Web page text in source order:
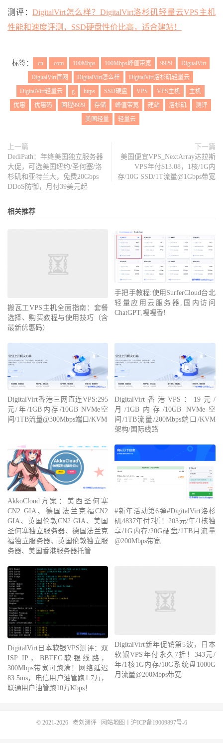
测评：DigitalVirt怎么样？DigitalVirt洛杉矶轻量云VPS主机
性能和速度评测，SSD硬盘性价比高，适合建站！
标签： .cn .com 100Mbps 100Mbps峰值带宽 9929
DigitalVirt
DigitalVirt官网
DigitalVirt怎么样
DigitalVirt洛杉矶轻量云
DigitalVirt轻量云
g https SSD硬盘 VPS VPS主机
主机
优惠
优惠码 回程9929 存储 峰值带宽 建站 洛杉矶
测评
美国轻量
轻量云
上一篇
DediPath：年终美国独立服务器
大促，可选美国纽约/圣何塞/洛
杉矶和亚特兰大，免费20Gbps
DDoS防御，月付39美元起
下一篇
美国便宜VPS_NextArray达拉斯
VPS年付$13.08，1核/1G内
存/10G SSD/1T流量@1Gbps带宽
相关推荐
搬瓦工VPS主机全面指南：套餐
选择、购买教程与使用技巧（含
最新优惠码）
手把手教程:使用SurferCloud台北
轻量应用云服务器,国内访问
ChatGPT,嘎嘎香!
DigitalVirt香港三网直连VPS:295
元/年/1GB内存/10GB NVMe空
间/1TB流量@300Mbps端口/KVM
DigitalVirt香港VPS：19元/
月/1GB内存/10GB NVMe空
间/1TB流量/200Mbps端口/KVM
架构/国际线路
AkkoCloud方案：美西圣何塞
CN2 GIA、德国法兰克福CN2
GIA、英国伦敦CN2 GIA、美国
圣何塞独立服务器、德国法兰克
福独立服务器、英国伦敦独立服
务器、美国香港服务器托管
#新年活动第6弹#DigitalVirt洛杉
矶4837年付7折！203元/年/1核独
享/1G内存/20G硬盘/1TB月流量
@200Mbps带宽
DigitalVirt日本软银VPS测评：双
ISP IP，BBTEC软银线路，
300Mbps带宽可跑满！网络延迟
83.5ms，电信用户油管跑1.7万，
联通用户油管跑10万Kbps！
年/1核1G内存/10G系统盘1000G
月流量@200Mbps带宽
© 2021-2026 老刘测评 网站地图 沪ICP备19009897号-6